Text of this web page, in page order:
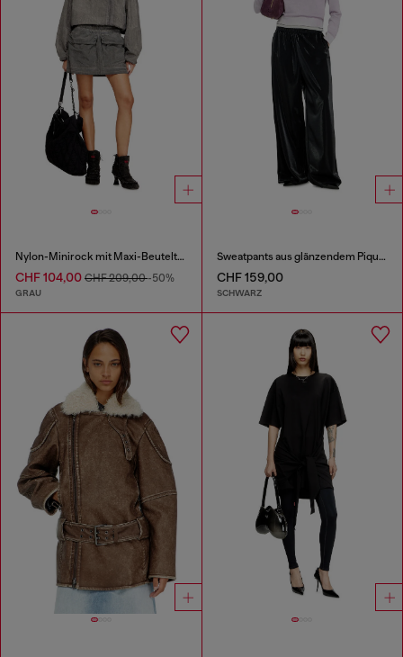
Nylon-Minirock mit Maxi-Beuteltaschen
CHF 104,00 CHF 209,00-50%
GRAU
Sweatpants aus glänzendem Piquet-Stoff
CHF 159,00
SCHWARZ